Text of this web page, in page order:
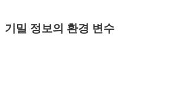
기밀 정보의 환경 변수